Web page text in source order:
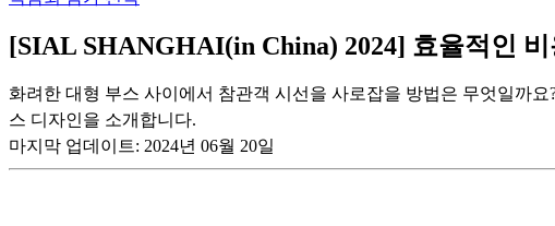
[SIAL SHANGHAI(in China) 2024] 효율적인
화려한 대형 부스 사이에서 참관객 시선을 사로잡을 방법은 무엇일까
스 디자인을 소개합니다.
마지막 업데이트: 2024년 06월 20일